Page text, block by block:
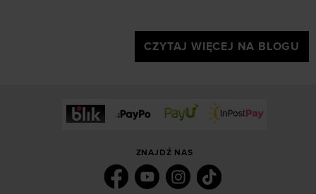
CZYTAJ WIĘCEJ NA BLOGU
ZNAJDŹ NAS